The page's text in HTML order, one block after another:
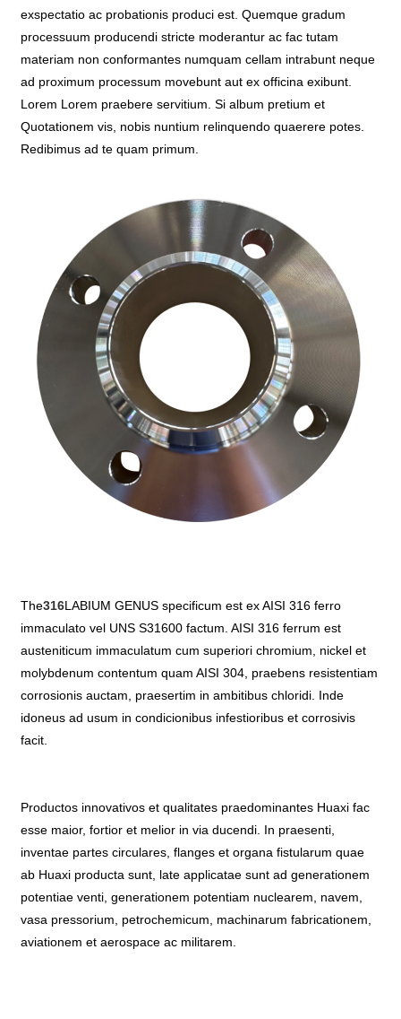
exspectatio ac probationis produci est. Quemque gradum
processuum producendi stricte moderantur ac fac tutam
materiam non conformantes numquam cellam intrabunt neque
ad proximum processum movebunt aut ex officina exibunt.
Lorem Lorem praebere servitium. Si album pretium et
Quotationem vis, nobis nuntium relinquendo quaerere potes.
Redibimus ad te quam primum.
The316LABIUM GENUS specificum est ex AISI 316 ferro
immaculato vel UNS S31600 factum. AISI 316 ferrum est
austeniticum immaculatum cum superiori chromium, nickel et
molybdenum contentum quam AISI 304, praebens resistentiam
corrosionis auctam, praesertim in ambitibus chloridi. Inde
idoneus ad usum in condicionibus infestioribus et corrosivis
facit.
Productos innovativos et qualitates praedominantes Huaxi fac
esse maior, fortior et melior in via ducendi. In praesenti,
inventae partes circulares, flanges et organa fistularum quae
ab Huaxi producta sunt, late applicatae sunt ad generationem
potentiae venti, generationem potentiam nuclearem, navem,
vasa pressorium, petrochemicum, machinarum fabricationem,
aviationem et aerospace ac militarem.